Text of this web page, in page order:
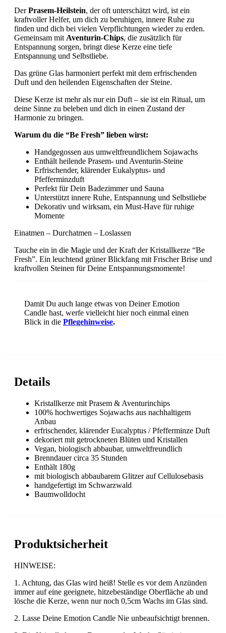
DerPrasem-Heilstein, der oft unterschätzt wird, ist ein
kraftvoller Helfer, um dich zu beruhigen, innere Ruhe zu
finden und dich bei vielen Verpflichtungen wieder zu erden.
Gemeinsam mit Aventurin-Chips, die zusätzlich für
Entspannung sorgen, bringt diese Kerze eine tiefe
Entspannung und Selbstliebe.
Das grüne Glas harmoniert perfekt mit dem erfrischenden
Duft und den heilenden Eigenschaften der Steine.
Diese Kerze ist mehr als nur ein Duft – sie ist ein Ritual, um
deine Sinne zu beleben und dich in einen Zustand der
Harmonie zu bringen.
Warum du die “Be Fresh” lieben wirst:
Handgegossen aus umweltfreundlichem Sojawachs
Enthält heilende Prasem- und Aventurin-Steine
Erfrischender, klärender Eukalyptus- und
Pfefferminzduft
Perfekt für Dein Badezimmer und Sauna
Unterstützt innere Ruhe, Entspannung und Selbstliebe
Dekorativ und wirksam, ein Must-Have für ruhige
Momente
Einatmen – Durchatmen – Loslassen
Tauche ein in die Magie und der Kraft der Kristallkerze “Be
Fresh”. Ein leuchtend grüner Blickfang mit Frischer Brise und
kraftvollen Steinen für Deine Entspannungsmomente!
Damit Du auch lange etwas von Deiner Emotion
Candle hast, werfe vielleicht hier noch einmal einen
Blick in die Pflegehinweise.
Details
Kristallkerze mit Prasem & Aventurinchips
100% hochwertiges Sojawachs aus nachhaltigem
Anbau
erfrischender, klärender Eucalyptus / Pfefferminze Duft
dekoriert mit getrockneten Blüten und Kristallen
Vegan, biologisch abbaubar, umweltfreundlich
Brenndauer circa 35 Stunden
Enthält 180g
mit biologisch abbaubarem Glitzer auf Cellulosebasis
handgefertigt im Schwarzwald
Baumwolldocht
Produktsicherheit
HINWEISE:
1. Achtung, das Glas wird heiß! Stelle es vor dem Anzünden
immer auf eine geeignete, hitzebeständige Oberfläche ab und
lösche die Kerze, wenn nur noch 0,5cm Wachs im Glas sind.
2. Lasse Deine Emotion Candle Nie unbeaufsichtigt brennen.